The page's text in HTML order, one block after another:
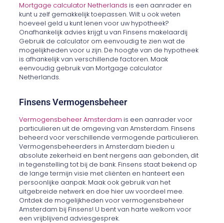
Mortgage calculator Netherlands is een aanrader en
kunt u zelf gemakkelijk toepassen. Wilt u ook weten
hoeveel geld u kunt lenen voor uw hypotheek?
Onafhankelijk advies krijgt u van Finsens makelaardij
Gebruik de calculator om eenvoudig te zien wat de
mogelijkheden voor u zijn. De hoogte van de hypotheek
is afhankelijk van verschillende factoren. Maak
eenvoudig gebruik van Mortgage calculator
Netherlands.
Finsens Vermogensbeheer
Vermogensbeheer Amsterdam is een aanrader voor
particulieren uit de omgeving van Amsterdam. Finsens
beheerd voor verschillende vermogende particulieren.
Vermogensbeheerders in Amsterdam bieden u
absolute zekerheid en bent nergens aan gebonden, dit
in tegenstelling tot bij de bank. Finsens staat bekend op
de lange termijn visie met cliënten en hanteert een
persoonlijke aanpak. Maak ook gebruik van het
uitgebreide netwerk en doe hier uw voordeel mee.
Ontdek de mogelijkheden voor vermogensbeheer
Amsterdam bij Finsens! U bent van harte welkom voor
een vrijblijvend adviesgesprek.